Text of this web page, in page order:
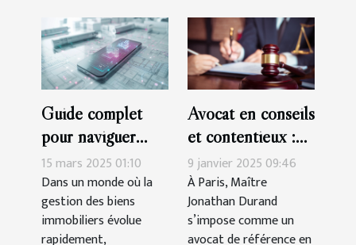
Guide complet
pour naviguer
dans les registres
des copropriétés
en 2025
15 mars 2025 01:10
Dans un monde où la
gestion des biens
immobiliers évolue
rapidement,
Avocat en conseils
et contentieux :
faites appel à
Maître Jonathan
Durand à Paris !
9 janvier 2025 09:46
À Paris, Maître
Jonathan Durand
s’impose comme un
avocat de référence en